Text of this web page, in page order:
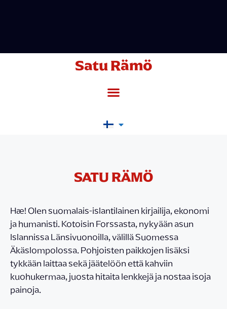
Satu Rämö
SATU RÄMÖ
Hæ! Olen suomalais-islantilainen kirjailija, ekonomi
ja humanisti. Kotoisin Forssasta, nykyään asun
Islannissa Länsivuonoilla, välillä Suomessa
Äkäslompolossa. Pohjoisten paikkojen lisäksi
tykkään laittaa sekä jäätelöön että kahviin
kuohukermaa, juosta hitaita lenkkejä ja nostaa isoja
painoja.